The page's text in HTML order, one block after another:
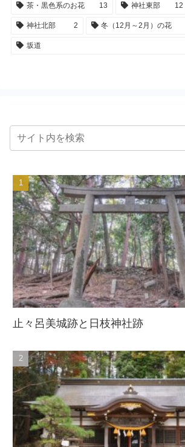
茶・黒色系のお花 13 神社東部 12
神社北部 2 冬（12月～2月）の花
坂道
止々呂美城跡と日枝神社跡